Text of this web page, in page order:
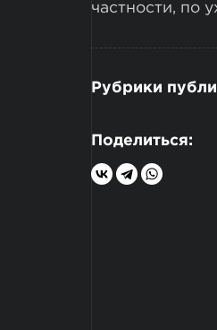
частности, по
Рубрики
Поделиться: